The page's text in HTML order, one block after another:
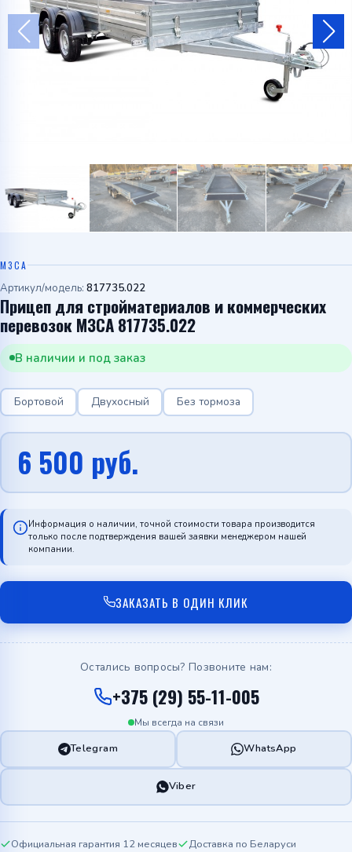
Telegram
WhatsApp
МЗСА
Артикул/модель: 817735.022
Прицеп для стройматериалов и коммерческих
перевозок МЗСА 817735.022
В наличии и под заказ
Бортовой Двухосный Без тормоза
6 500 руб.
Информация о наличии, точной стоимости товара производится
только после подтверждения вашей заявки менеджером нашей
компании.
ЗАКАЗАТЬ В ОДИН КЛИК
Остались вопросы? Позвоните нам:
+375 (29) 55-11-005
Мы всегда на связи
Telegram WhatsApp
Viber
Официальная гарантия 12 месяцев
Доставка по Беларуси